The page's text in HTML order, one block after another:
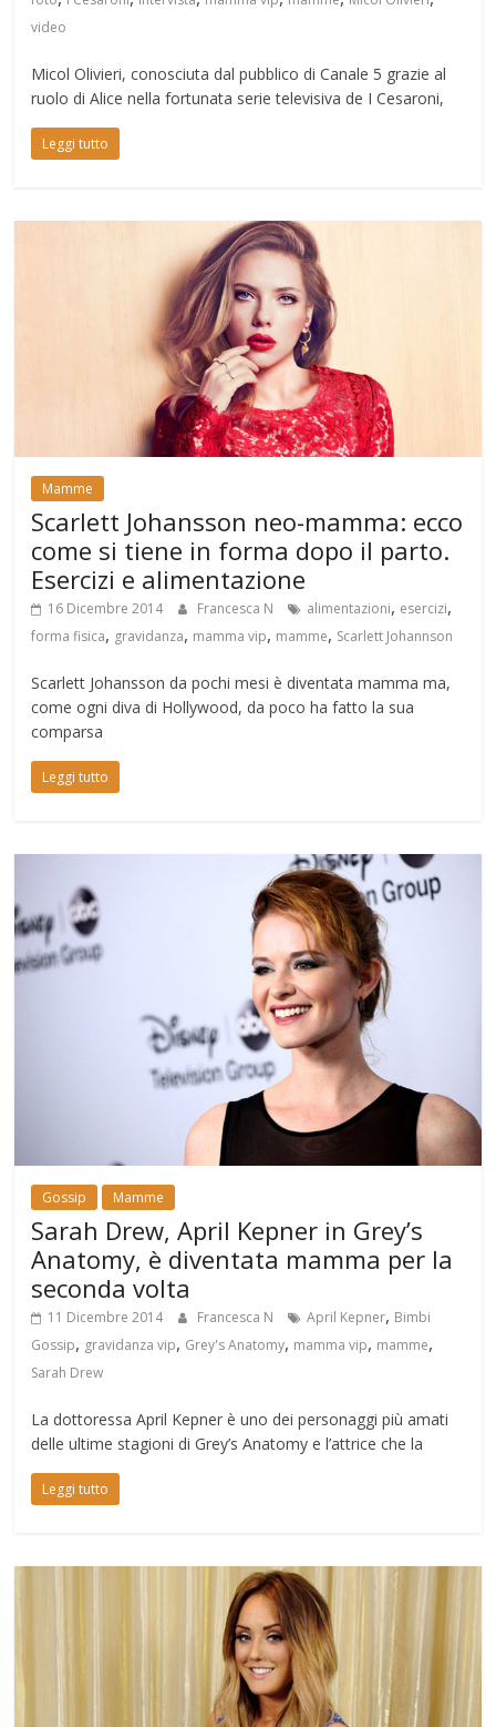
video
Micol Olivieri, conosciuta dal pubblico di Canale 5 grazie al
ruolo di Alice nella fortunata serie televisiva de I Cesaroni,
Leggi tutto
Mamme
Scarlett Johansson neo-mamma: ecco
come si tiene in forma dopo il parto.
Esercizi e alimentazione
16 Dicembre 2014 Francesca N alimentazioni, esercizi,
forma fisica, gravidanza, mamma vip, mamme, Scarlett Johannson
Scarlett Johansson da pochi mesi è diventata mamma ma,
come ogni diva di Hollywood, da poco ha fatto la sua
comparsa
Leggi tutto
Gossip Mamme
Sarah Drew, April Kepner in Grey’s
Anatomy, è diventata mamma per la
seconda volta
11 Dicembre 2014 Francesca N April Kepner, Bimbi
Gossip, gravidanza vip, Grey's Anatomy, mamma vip, mamme,
Sarah Drew
La dottoressa April Kepner è uno dei personaggi più amati
delle ultime stagioni di Grey’s Anatomy e l’attrice che la
Leggi tutto